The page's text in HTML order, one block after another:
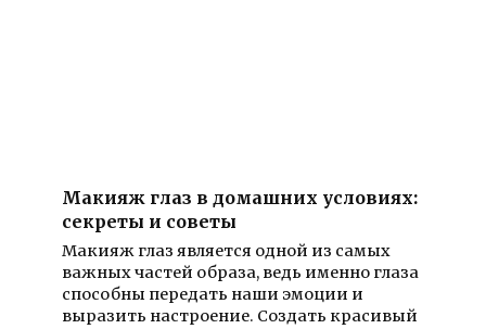
Макияж глаз в домашних условиях:
секреты и советы
Макияж глаз является одной из самых
важных частей образа, ведь именно глаза
способны передать наши эмоции и
выразить настроение. Создать красивый